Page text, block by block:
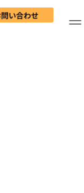
い合わせ